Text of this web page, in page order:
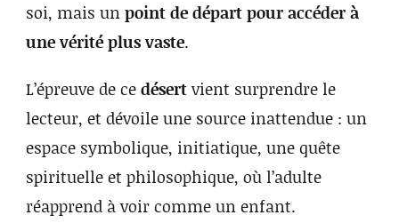
soi, mais unpoint de départ pour accéder à
une vérité plus vaste.
L’épreuve de cedésertvient surprendre le
lecteur, et dévoile une source inattendue : un
espace symbolique, initiatique, une quête
spirituelle et philosophique, où l’adulte
réapprend à voir comme un enfant.